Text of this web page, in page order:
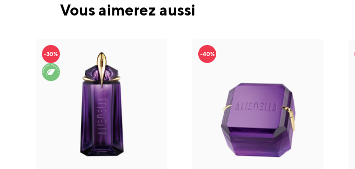
Vous aimerez aussi
-30% -40%